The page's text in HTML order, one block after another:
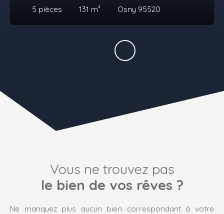
5 pièces 131 m² Osny 95520
Vous ne trouvez pas
le bien de vos rêves ?
Ne manquez plus aucun bien correspondant à votre